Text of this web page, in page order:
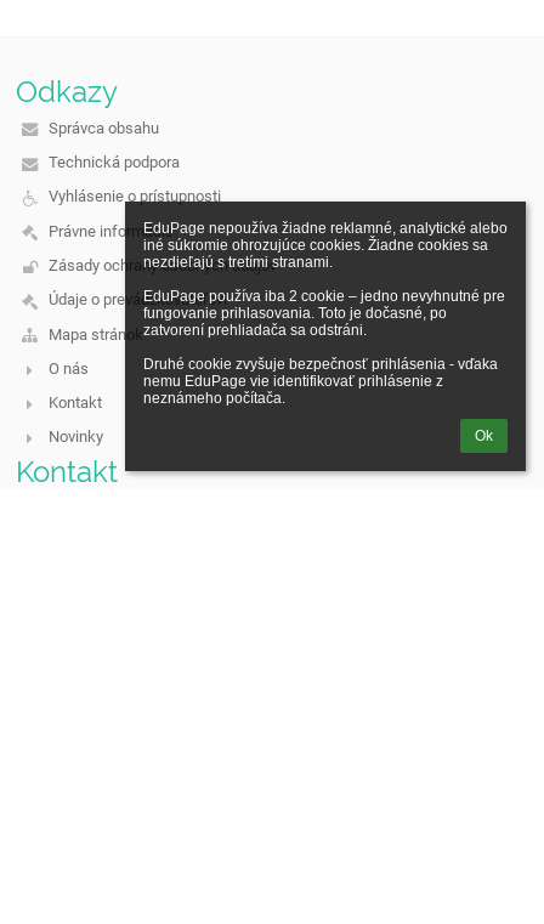
EduPage nepoužíva žiadne reklamné, analytické alebo
iné súkromie ohrozujúce cookies. Žiadne cookies sa
nezdieľajú s tretími stranami.
EduPage používa iba 2 cookie – jedno nevyhnutné pre
fungovanie prihlasovania. Toto je dočasné, po
zatvorení prehliadača sa odstráni.
Druhé cookie zvyšuje bezpečnosť prihlásenia - vďaka
nemu EduPage vie identifikovať prihlásenie z
neznámeho počítača.
Ok
Odkazy
Správca obsahu
Technická podpora
Vyhlásenie o prístupnosti
Právne informácie
Zásady ochrany osobných údajov
Údaje o prevádzkovateľovi
Mapa stránok
O nás
Kontakt
Novinky
Kontakt